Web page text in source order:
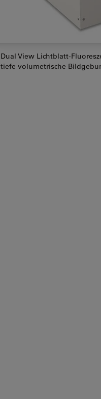
Dual View Lichtblatt-
tiefe volumetrische